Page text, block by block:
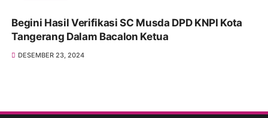
Begini Hasil Verifikasi SC Musda DPD KNPI Kota
Tangerang Dalam Bacalon Ketua
DESEMBER 23, 2024